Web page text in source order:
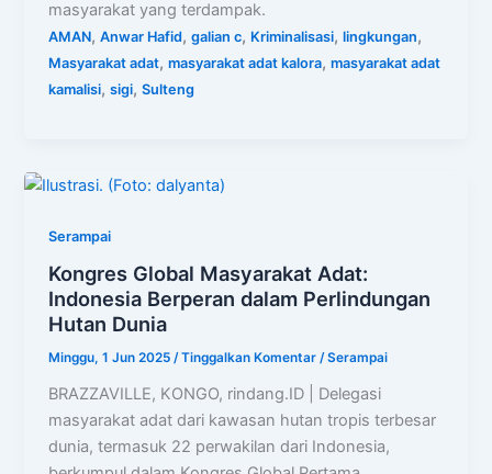
masyarakat yang terdampak.
AMAN,Anwar Hafid,galian c, Kriminalisasi,lingkungan,
Masyarakat adat,masyarakat adat kalora,masyarakat adat
kamalisi,sigi,Sulteng
Serampai
Kongres Global Masyarakat Adat:
Indonesia Berperan dalam Perlindungan
Hutan Dunia
Minggu, 1 Jun 2025/Tinggalkan Komentar /Serampai
BRAZZAVILLE, KONGO, rindang.ID | Delegasi
masyarakat adat dari kawasan hutan tropis terbesar
dunia, termasuk 22 perwakilan dari Indonesia,